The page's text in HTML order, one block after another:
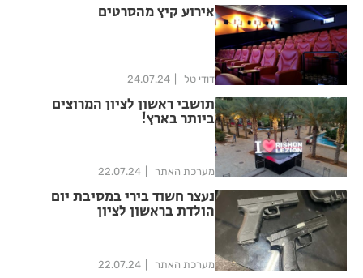
אירוע קיץ מהסרטים
דודי טל 24.07.24
תושבי ראשון לציון המרוצים
ביותר בארץ!
מערכת האתר 22.07.24
נעצר חשוד בירי במסיבת יום
הולדת בראשון לציון
מערכת האתר 22.07.24